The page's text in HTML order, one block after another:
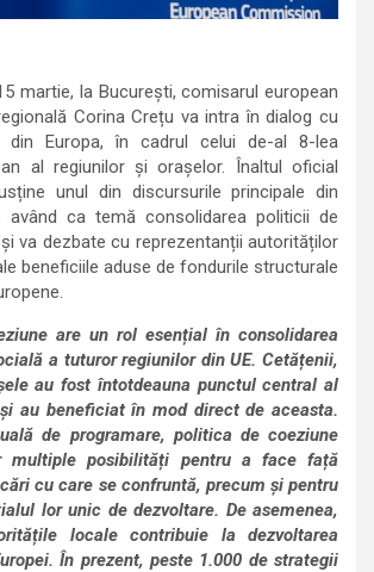
martie, la București, comisarul european
Corina Crețu va intra în dialog cu
din Europa, în cadrul celui de-al 8-lea
al regiunilor și orașelor. Înaltul oficial
unul din discursurile principale din
având ca temă consolidarea politicii de
va dezbate cu reprezentanții autorităților
beneficiile aduse de fondurile structurale
are un rol esențial în consolidarea
a tuturor regiunilor din UE. Cetățenii,
au fost întotdeauna punctul central al
au beneficiat în mod direct de aceasta.
de programare, politica de coeziune
multiple posibilități pentru a face față
cu care se confruntă, precum și pentru
lor unic de dezvoltare. De asemenea,
locale contribuie la dezvoltarea
În prezent, peste 1.000 de strategii